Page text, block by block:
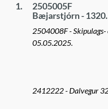
1.
2505005F
Bæjarstjórn -
2504008F -
05.05.2025.
2412222 - Dalvegur